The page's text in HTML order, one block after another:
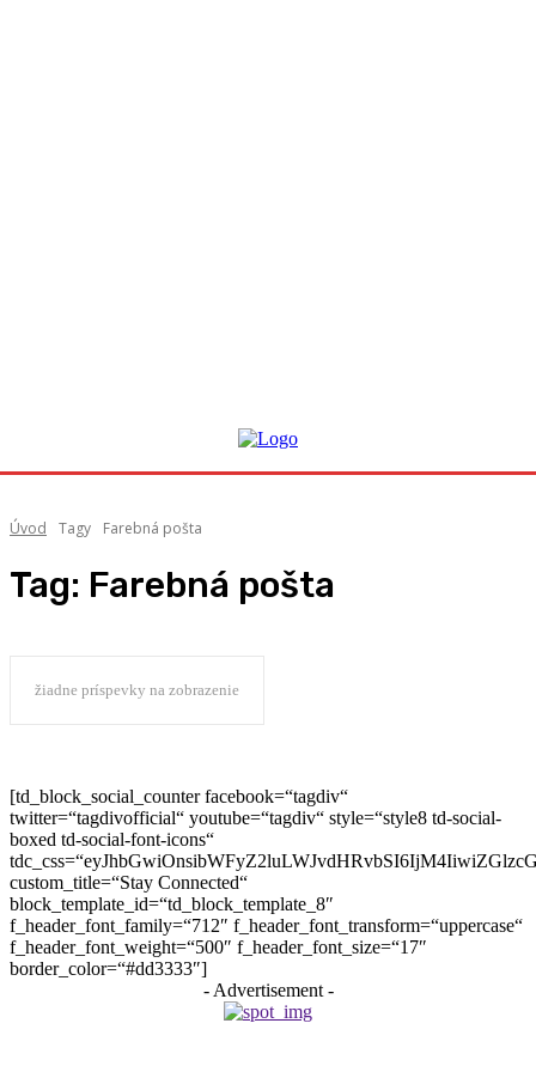
Úvod Tagy Farebná pošta
Tag: Farebná pošta
žiadne príspevky na zobrazenie
[td_block_social_counter facebook=“tagdiv“
twitter=“tagdivofficial“ youtube=“tagdiv“ style=“style8 td-social-
boxed td-social-font-icons“
custom_title=“Stay Connected“
block_template_id=“td_block_template_8″
f_header_font_family=“712″ f_header_font_transform=“uppercase“
f_header_font_weight=“500″ f_header_font_size=“17″
border_color=“#dd3333″]
- Advertisement -